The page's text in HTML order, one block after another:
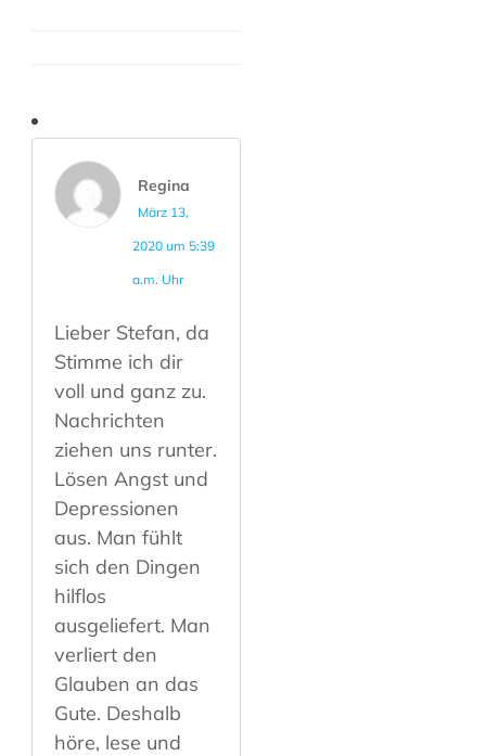
Regina
März 13,
2020 um 5:39
a.m. Uhr
Lieber Stefan, da
Stimme ich dir
voll und ganz zu.
Nachrichten
ziehen uns runter.
Lösen Angst und
Depressionen
aus. Man fühlt
sich den Dingen
hilflos
ausgeliefert. Man
verliert den
Glauben an das
Gute. Deshalb
höre, lese und